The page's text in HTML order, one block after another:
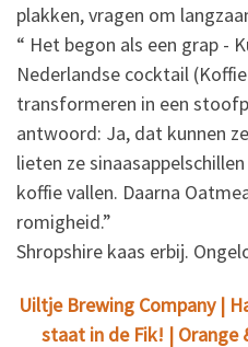
plakken, vragen om
“ Het begon als een grap -
Nederlandse cocktail
transformeren in een
antwoord: Ja, dat kunnen
lieten ze
koffie vallen. Daarna
romigheid.”
Shropshire kaas erbij.
Uiltje Brewing Company |
staat in de Fik! | Orange